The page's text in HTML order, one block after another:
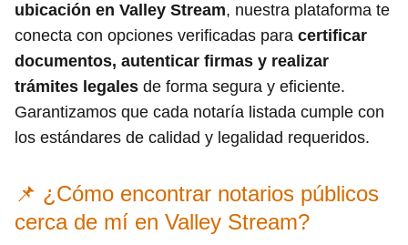
ubicación en Valley Stream, nuestra plataforma te
conecta con opciones verificadas para certificar
documentos, autenticar firmas y realizar
trámites legales de forma segura y eficiente.
Garantizamos que cada notaría listada cumple con
los estándares de calidad y legalidad requeridos.
📌 ¿Cómo encontrar notarios públicos
cerca de mí en Valley Stream?